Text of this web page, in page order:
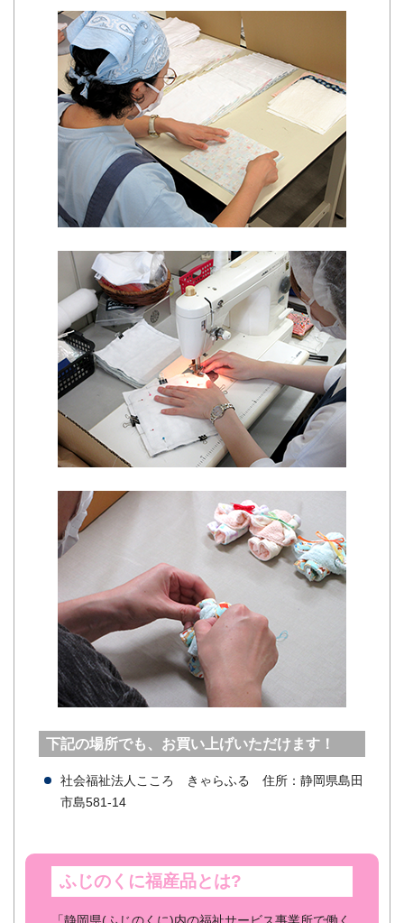
下記の場所でも、お買い上げいただけます！
社会福祉法人こころ きゃらふる 住所：静岡県島田
市島581‐14
ふじのくに福産品とは?